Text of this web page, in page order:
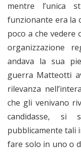
mentre l’unica
funzionante era la
poco a che vedere
organizzazione
andava la sua
guerra Matteotti
rilevanza
che gli venivano
candidasse, si
pubblicamente tali
fare solo in uno o